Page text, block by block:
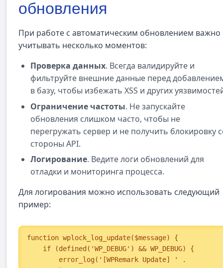
обновления
При работе с автоматическим обновлением важно
учитывать несколько моментов:
Проверка данных. Всегда валидируйте и
фильтруйте внешние данные перед
в базу, чтобы избежать XSS и других
Ограничение частоты. Не запускайте
обновления слишком часто, чтобы не
перегружать сервер и не получить блокировку
стороны API.
Логирование. Ведите логи обновлений для
отладки и мониторинга процесса.
Для логирования можно использовать следующий
пример:
function wplock_log_update($message) {